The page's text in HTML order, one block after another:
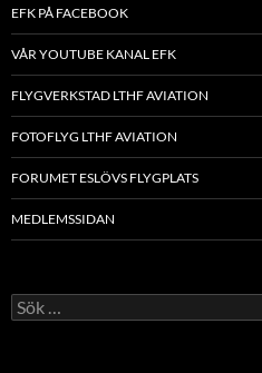
EFK PÅ FACEBOOK
VÅR YOUTUBE KANAL EFK
FLYGVERKSTAD LTHF AVIATION
FOTOFLYG LTHF AVIATION
FORUMET ESLÖVS FLYGPLATS
MEDLEMSSIDAN
Sök
efter: